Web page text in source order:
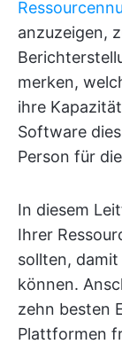
anzuzeigen,
merken,
ihre
Software
Person für
In diesem
Ihrer
sollten,
können.
zehn besten
Plattformen